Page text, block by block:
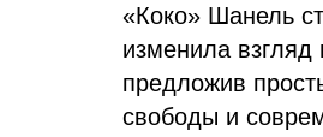
«Коко» Шанель
изменила
предложив
свободы и